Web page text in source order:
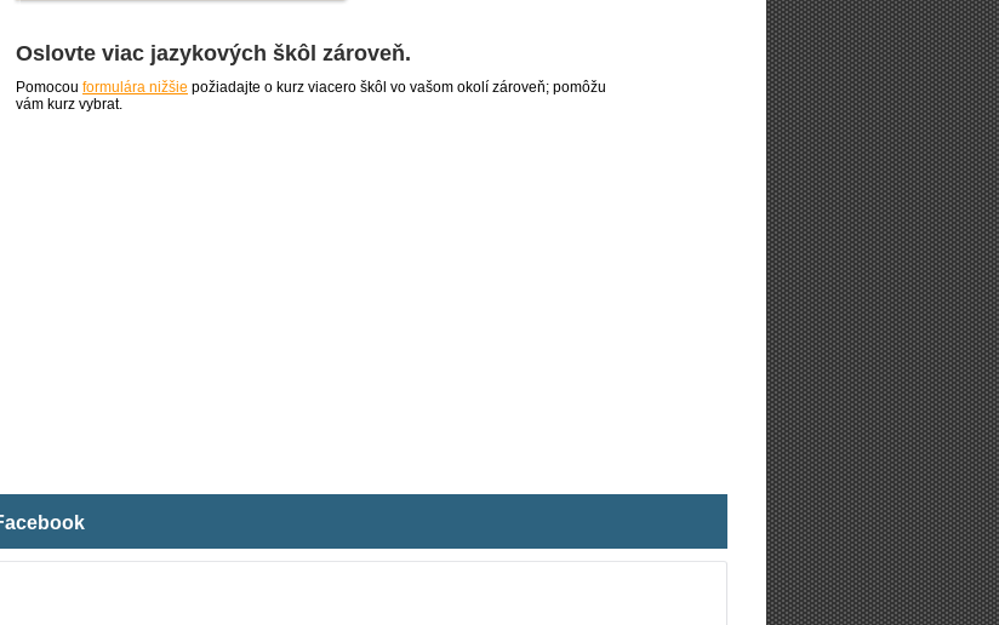
Oslovte viac jazykových škôl zároveň.
Pomocou formulára nižšie požiadajte o kurz viacero škôl vo vašom okolí zároveň; pomôžu
vám kurz vybrat.